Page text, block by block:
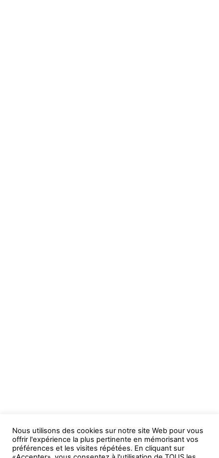
Nous utilisons des cookies sur notre site Web pour vous
offrir l'expérience la plus pertinente en mémorisant vos
préférences et les visites répétées. En cliquant sur